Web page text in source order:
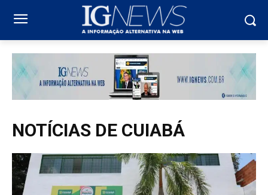
NOTÍCIAS DE CUIABÁ